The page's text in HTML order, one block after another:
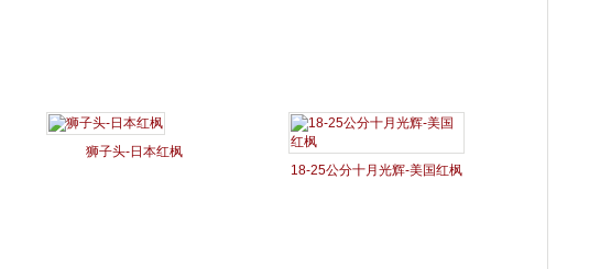
狮子头-日本红枫
18-25公分十月光辉-美国红枫